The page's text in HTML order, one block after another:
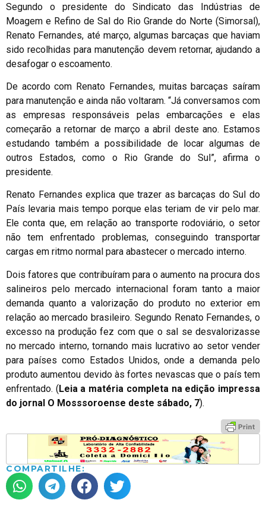
Segundo o presidente do Sindicato das Indústrias de
Moagem e Refino de Sal do Rio Grande do Norte (Simorsal),
Renato Fernandes, até março, algumas barcaças que haviam
sido recolhidas para manutenção devem retornar, ajudando a
desafogar o escoamento.
De acordo com Renato Fernandes, muitas barcaças saíram
para manutenção e ainda não voltaram. “Já conversamos com
as empresas responsáveis pelas embarcações e elas
começarão a retornar de março a abril deste ano. Estamos
estudando também a possibilidade de locar algumas de
outros Estados, como o Rio Grande do Sul”, afirma o
presidente.
Renato Fernandes explica que trazer as barcaças do Sul do
País levaria mais tempo porque elas teriam de vir pelo mar.
Ele conta que, em relação ao transporte rodoviário, o setor
não tem enfrentado problemas, conseguindo transportar
cargas em ritmo normal para abastecer o mercado interno.
Dois fatores que contribuíram para o aumento na procura dos
salineiros pelo mercado internacional foram tanto a maior
demanda quanto a valorização do produto no exterior em
relação ao mercado brasileiro. Segundo Renato Fernandes, o
excesso na produção fez com que o sal se desvalorizasse
no mercado interno, tornando mais lucrativo ao setor vender
para países como Estados Unidos, onde a demanda pelo
produto aumentou devido às fortes nevascas que o país tem
enfrentado. (Leia a matéria completa na edição impressa
do jornal O Mosssoroense deste sábado, 7).
COMPARTILHE: